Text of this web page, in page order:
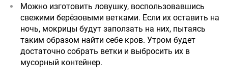
Можно изготовить ловушку, воспользовавшись
свежими берёзовыми ветками. Если их оставить на
ночь, мокрицы будут заползать на них, пытаясь
таким образом найти себе кров. Утром будет
достаточно собрать ветки и выбросить их в
мусорный контейнер.